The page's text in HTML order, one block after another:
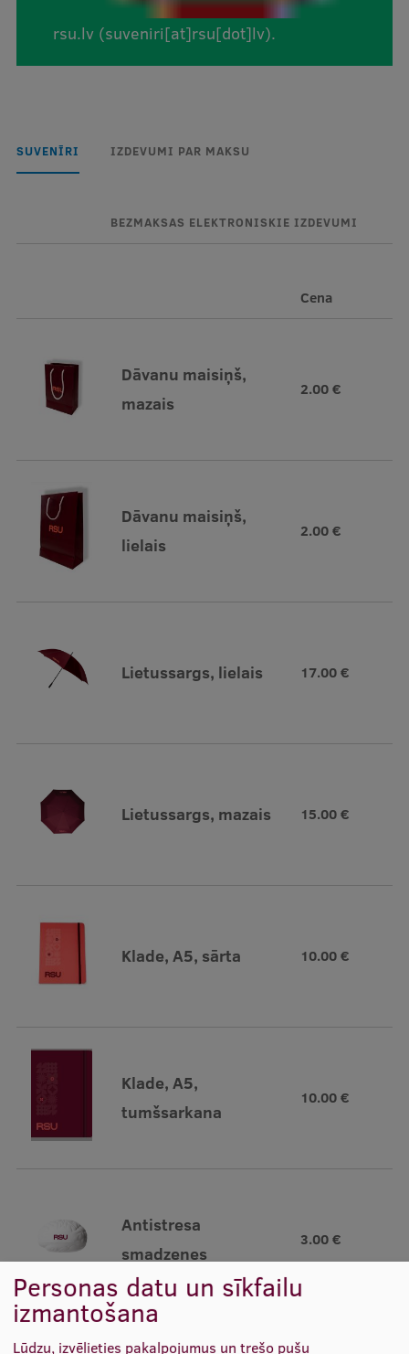
Mūžizglītība
Ētikas un līdztiesības mācības
Atvērtā universitāte
Zinātniskie institūti un laboratorijas
Pētniecības datu pārvaldība
Pētniecības platformas
Doktorantūras skola
Zinātnieku brokastis
Vertikāli integrētie projekti
Starptautiskā sadarbība
Mobilitātes programmas
Starptautiskie projekti
Starptautiskie sadarbības partneri
rsu.lv(suveniri[at]rsu[dot]lv).
SUVENĪRI IZDEVUMI PAR MAKSU
BEZMAKSAS ELEKTRONISKIE IZDEVUMI
Cena
Dāvanu maisiņš,
mazais
2.00 €
Dāvanu maisiņš,
lielais
2.00 €
Lietussargs, lielais 17.00 €
Lietussargs, mazais 15.00 €
Klade, A5, sārta 10.00 €
Klade, A5,
tumšsarkana
10.00 €
Antistresa
smadzenes
3.00 €
Personas datu un sīkfailu
izmantošana
Lūdzu, izvēlieties pakalpojumus un trešo pušu